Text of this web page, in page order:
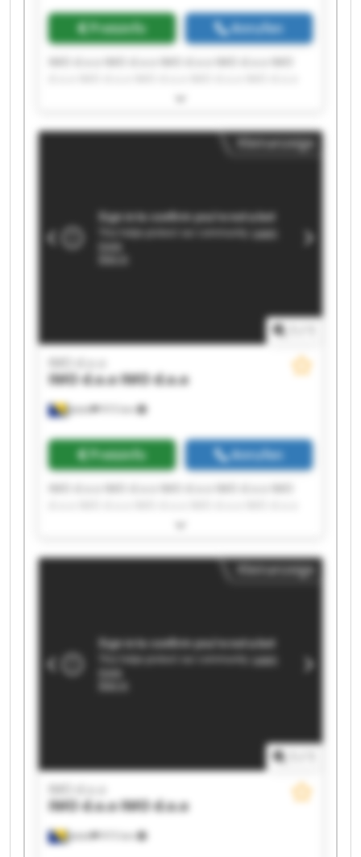
Preisinfo Anrufen
IMO d.o.o IMO d.o.o IMO d.o.o IMO d.o.o IMO
IMO d.o.o IMO d.o.o
Kleinanzeige
Jelah 915 km
IMO d.o.o
IMO d.o.oIMO d.o.o
Preisinfo Anrufen
IMO d.o.o IMO d.o.o IMO d.o.o IMO d.o.o IMO
IMO d.o.o IMO d.o.o
Kleinanzeige
Jelah 915 km
IMO d.o.o
IMO d.o.oIMO d.o.o